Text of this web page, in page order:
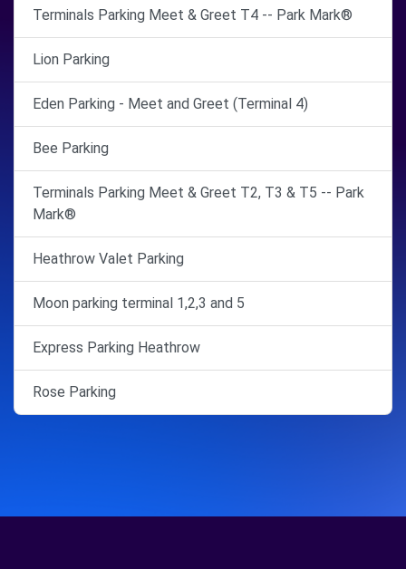
Terminals Parking Meet & Greet T4 -- Park Mark®
Lion Parking
Eden Parking - Meet and Greet (Terminal 4)
Bee Parking
Terminals Parking Meet & Greet T2, T3 & T5 -- Park
Mark®
Heathrow Valet Parking
Moon parking terminal 1,2,3 and 5
Express Parking Heathrow
Rose Parking